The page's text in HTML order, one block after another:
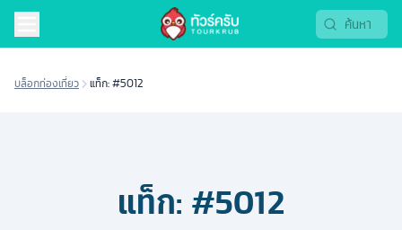
บล็อกท่องเที่ยว แท็ก: #5012
แท็ก: #5012